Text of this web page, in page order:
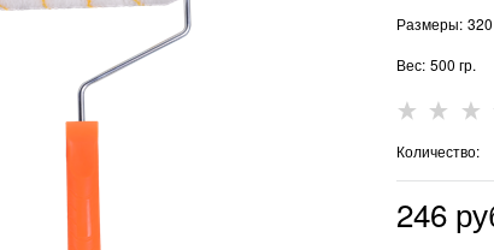
Размеры: 320
Вес: 500 гр.
Количество:
246